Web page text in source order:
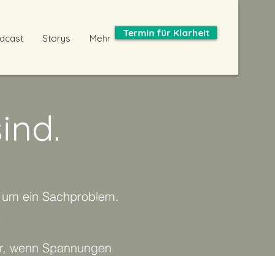
Storys Mehr Termin für Klarheit
ein Sachproblem.
wenn Spannungen